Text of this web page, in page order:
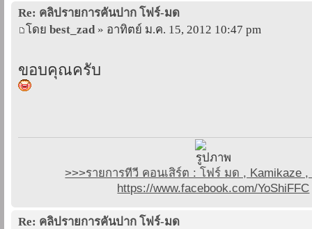
Re: คลิปรายการคันปาก โฟร์-มด
โดย best_zad » อาทิตย์ ม.ค. 15, 2012 10:47 pm
ขอบคุณครับ
>>>รายการทีวี คอนเสิร์ต : โฟร์ มด , Kamikaze ,
https://www.facebook.com/YoShiFFC
Re: คลิปรายการคันปาก โฟร์-มด